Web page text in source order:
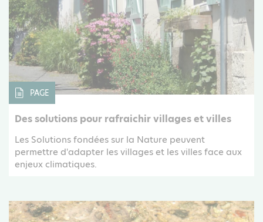
PAGE
Des solutions pour rafraichir villages et villes
Les Solutions fondées sur la Nature peuvent
permettre d'adapter les villages et les villes face aux
enjeux climatiques.